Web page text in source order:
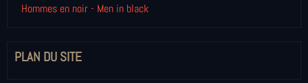
Hommes en noir - Men in black
PLAN DU SITE